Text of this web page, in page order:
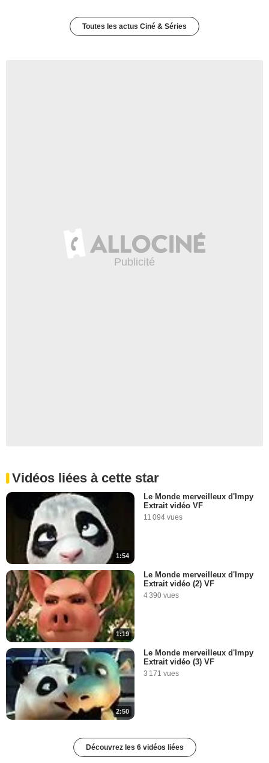
Toutes les actus Ciné & Séries
Vidéos liées à cette star
1:54
Le Monde merveilleux d'Impy
Extrait vidéo VF
11 094 vues
1:19
Le Monde merveilleux d'Impy
Extrait vidéo (2) VF
4 390 vues
2:50
Le Monde merveilleux d'Impy
Extrait vidéo (3) VF
3 171 vues
Découvrez les 6 vidéos liées